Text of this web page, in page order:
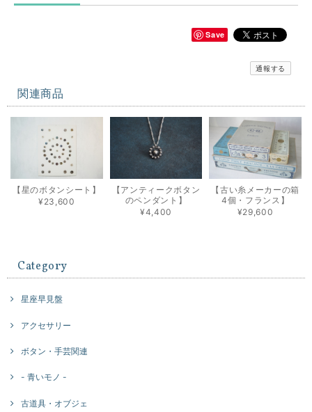
Save
通報する
関連商品
【星のボタンシート】
¥23,600
【アンティークボタン
のペンダント】
¥4,400
【古い糸メーカーの箱
4個・フランス】
¥29,600
Category
星座早見盤
アクセサリー
ボタン・手芸関連
- 青いモノ -
古道具・オブジェ